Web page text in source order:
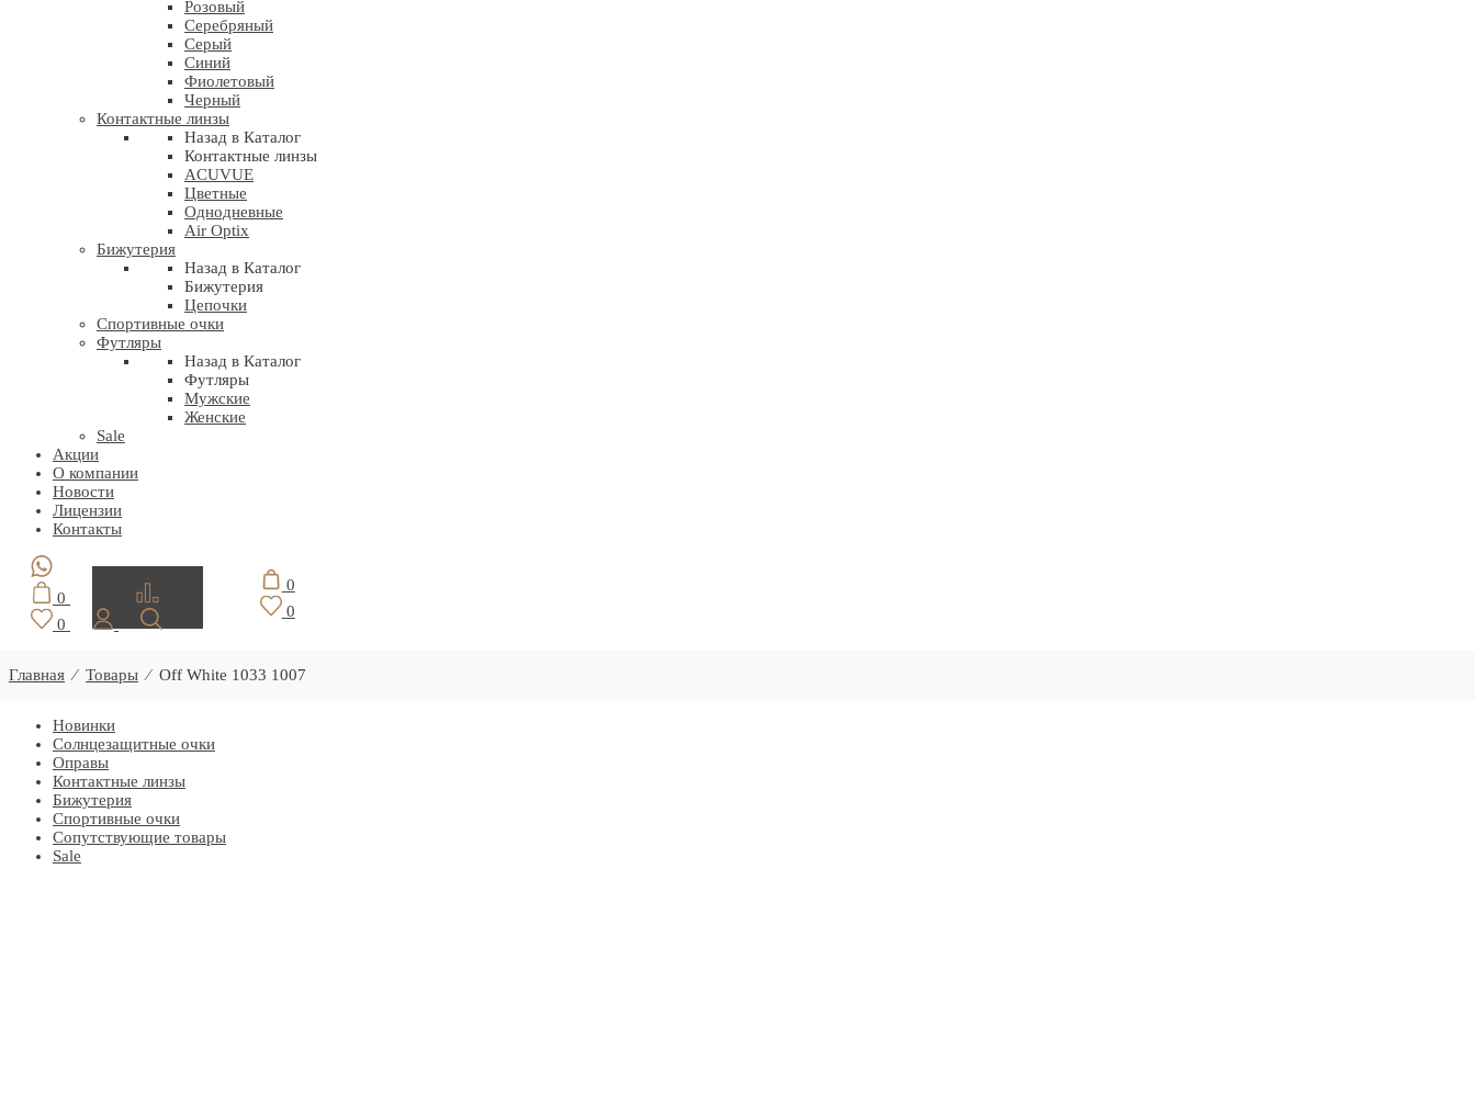
Розовый
Серебряный
Серый
Синий
Фиолетовый
Черный
Контактные линзы
Назад в Каталог
Контактные линзы
ACUVUE
Цветные
Однодневные
Air Optix
Бижутерия
Назад в Каталог
Бижутерия
Цепочки
Спортивные очки
Футляры
Назад в Каталог
Футляры
Мужские
Женские
Sale
Акции
О компании
Новости
Лицензии
Контакты
0
0
0
0
Главная ⁄ Товары ⁄ Off White 1033 1007
Новинки
Солнцезащитные очки
Оправы
Контактные линзы
Бижутерия
Спортивные очки
Сопутствующие товары
Sale